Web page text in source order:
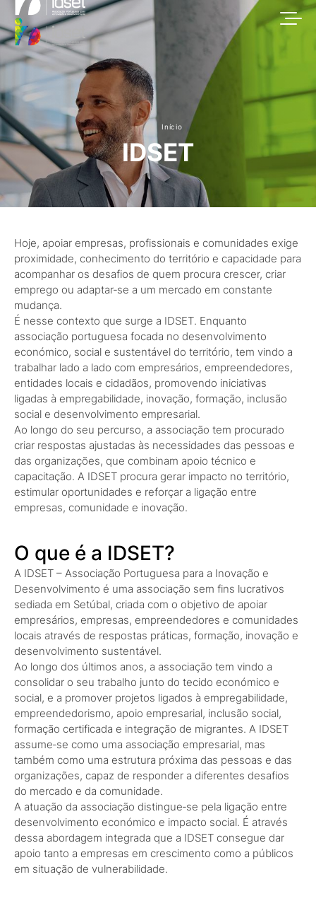
Início
IDSET
Hoje, apoiar empresas, profissionais e comunidades exige
proximidade, conhecimento do território e capacidade para
acompanhar os desafios de quem procura crescer, criar
emprego ou adaptar‑se a um mercado em constante
mudança.
É nesse contexto que surge a IDSET. Enquanto
associação portuguesa focada no desenvolvimento
económico, social e sustentável do território, tem vindo a
trabalhar lado a lado com empresários, empreendedores,
entidades locais e cidadãos, promovendo iniciativas
ligadas à empregabilidade, inovação, formação, inclusão
social e desenvolvimento empresarial.
Ao longo do seu percurso, a associação tem procurado
criar respostas ajustadas às necessidades das pessoas e
das organizações, que combinam apoio técnico e
capacitação. A IDSET procura gerar impacto no território,
estimular oportunidades e reforçar a ligação entre
empresas, comunidade e inovação.
O que é a IDSET?
A IDSET – Associação Portuguesa para a Inovação e
Desenvolvimento é uma associação sem fins lucrativos
sediada em Setúbal, criada com o objetivo de apoiar
empresários, empresas, empreendedores e comunidades
locais através de respostas práticas, formação, inovação e
desenvolvimento sustentável.
Ao longo dos últimos anos, a associação tem vindo a
consolidar o seu trabalho junto do tecido económico e
social, e a promover projetos ligados à empregabilidade,
empreendedorismo, apoio empresarial, inclusão social,
formação certificada e integração de migrantes. A IDSET
assume‑se como uma associação empresarial, mas
também como uma estrutura próxima das pessoas e das
organizações, capaz de responder a diferentes desafios
do mercado e da comunidade.
A atuação da associação distingue‑se pela ligação entre
desenvolvimento económico e impacto social. É através
dessa abordagem integrada que a IDSET consegue dar
apoio tanto a empresas em crescimento como a públicos
em situação de vulnerabilidade.